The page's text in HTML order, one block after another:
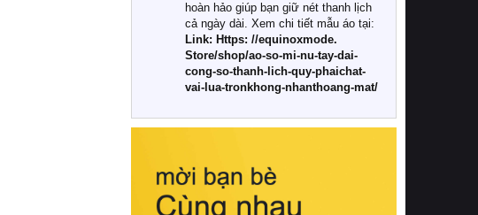
Khác với các dòng sản phẩm thông
thường, những bộ chăn ga gối đệm
cao cấp trải qua quy trình sản xuất
nghiêm ngặt từ khâu chọn lọc nguyên
liệu tự nhiên đến công nghệ dệt
nhuộm hiện đại không chứa hóa chất
này, bạn sẽ cảm nhận rõ rệt sự khác
hồi chuẩn xác của phần đệm nâng đỡ
cột sống.
hoàn hảo giúp bạn giữ nét thanh lịch
cả ngày dài. Xem chi tiết mẫu áo tại:
Link: Https: //equinoxmode.
Store/shop/ao-so-mi-nu-tay-dai-
cong-so-thanh-lich-quy-phaichat-
vai-lua-tronkhong-nhanthoang-mat/